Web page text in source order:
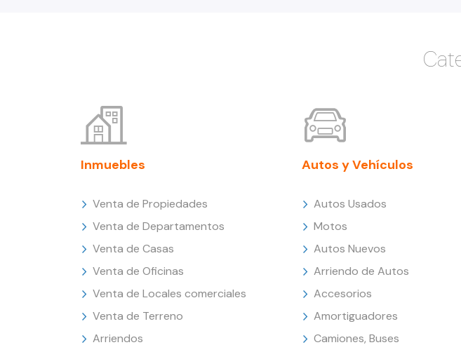
Inmuebles
Venta de Propiedades
Venta de Departamentos
Venta de Casas
Venta de Oficinas
Venta de Locales comerciales
Venta de Terreno
Arriendos
Autos y Vehículos
Autos Usados
Motos
Autos Nuevos
Arriendo de Autos
Accesorios
Amortiguadores
Camiones, Buses